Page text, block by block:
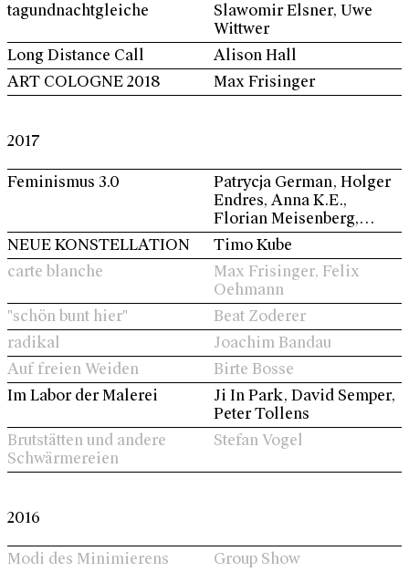
tagundnachtgleiche
Slawomir Elsner, Uwe
Wittwer
Long Distance Call
Alison Hall
ART COLOGNE 2018
Max Frisinger
2017
Feminismus 3.0
Patrycja German, Holger
Endres, Anna K.E.,
Florian Meisenberg,
Magdalena Kita, Melissa
E. Logan, A.L. Steiner,
Ulrike Rosenbach
NEUE KONSTELLATION
Timo Kube
carte blanche
Max Frisinger, Felix
Oehmann
"schön bunt hier"
Beat Zoderer
radikal
Joachim Bandau
Auf freien Weiden
Birte Bosse
Im Labor der Malerei
Ji In Park, David Semper,
Peter Tollens
Brutstätten und andere
Schwärmereien
Stefan Vogel
2016
Modi des Minimierens
Group Show